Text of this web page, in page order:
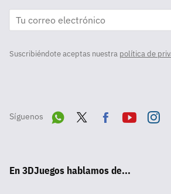
Suscribiéndote aceptas nuestra política de
Síguenos
pp
ok
En 3DJuegos hablamos de...